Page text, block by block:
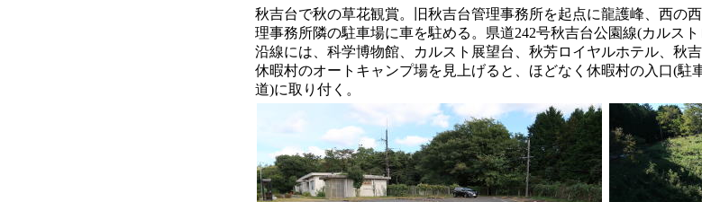
秋吉台で秋の草花観賞。旧秋吉台管理事務所を起点に龍護峰、西の
理事務所隣の駐車場に車を駐める。県道242号秋吉台公園線(カルス
沿線には、科学博物館、カルスト展望台、秋芳ロイヤルホテル、秋
休暇村のオートキャンプ場を見上げると、ほどなく休暇村の入口(駐
道)に取り付く。